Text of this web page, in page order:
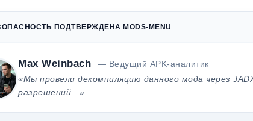
ПОДТВЕРЖДЕНА MODS-MENU
Max Weinbach
— Ведущий APK-аналитик
«Мы провели декомпиляцию данного мода через
разрешений...»